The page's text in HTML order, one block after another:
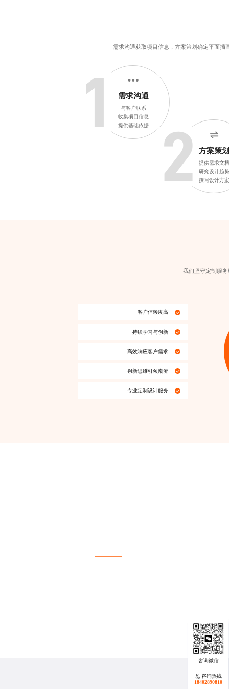
需求沟通获取项目信息，方案策划确定平面插
1 需求沟通
与客户联系
收集项目信息
提供基础依据
2 方案策
提供需求文
研究设计趋
撰写设计方
我们坚守定制服
客户信赖度高
持续学习与创新
高效响应客户需求
创新思维引领潮流
专业定制设计服务
咨询热线
17723342546
咨询热线
18402890810